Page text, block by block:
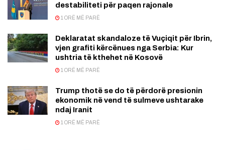
destabiliteti për paqen rajonale
1 ORË MË PARË
Deklaratat skandaloze të Vuçiqit për Ibrin,
vjen grafiti kërcënues nga Serbia: Kur
ushtria të kthehet në Kosovë
1 ORË MË PARË
Trump thotë se do të përdorë presionin
ekonomik në vend të sulmeve ushtarake
ndaj Iranit
1 ORË MË PARË